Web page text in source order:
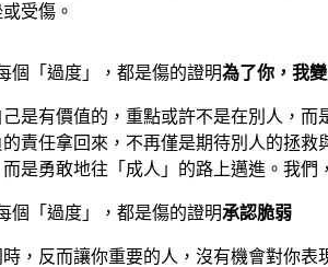
受傷。
為了你，我
是有價值的，重點或許不是在別人，
責任拿回來，不再僅是期待別人的拯
而是勇敢地往「成人」的路上邁進。我們
承認脆弱
，反而讓你重要的人，沒有機會對你